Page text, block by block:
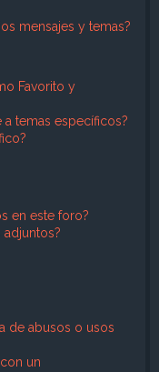
mensajes y temas?
Favorito y
temas específicos?
en este foro?
de abusos o usos
un